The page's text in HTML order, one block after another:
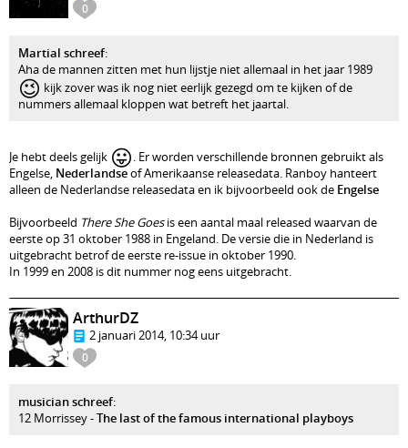
0
Martial schreef:
Aha de mannen zitten met hun lijstje niet allemaal in het jaar 1989
😉 kijk zover was ik nog niet eerlijk gezegd om te kijken of de
nummers allemaal kloppen wat betreft het jaartal.
Je hebt deels gelijk 😛. Er worden verschillende bronnen gebruikt als
Engelse, Nederlandseof Amerikaanse releasedata. Ranboy hanteert
alleen de Nederlandse releasedata en ik bijvoorbeeld ook de Engelse
Bijvoorbeeld There She Goesis een aantal maal released waarvan de
eerste op 31 oktober 1988 in Engeland. De versie die in Nederland is
uitgebracht betrof de eerste re-issue in oktober 1990.
In 1999 en 2008 is dit nummer nog eens uitgebracht.
0
ArthurDZ
2 januari 2014, 10:34 uur
musician schreef:
12 Morrissey -The last of the famous international playboys